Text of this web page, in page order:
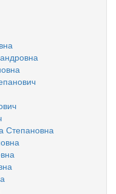
Степановна